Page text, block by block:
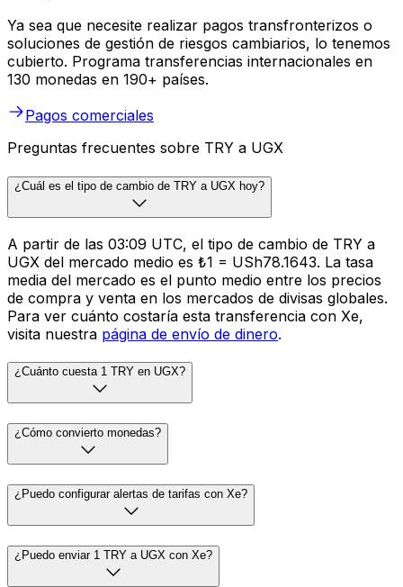
Ya sea que necesite realizar pagos transfronterizos o
soluciones de gestión de riesgos cambiarios, lo tenemos
cubierto. Programa transferencias internacionales en
130 monedas en 190+ países.
Pagos comerciales
Preguntas frecuentes sobre TRY a UGX
¿Cuál es el tipo de cambio de TRY a UGX hoy?
A partir de las 03:09 UTC, el tipo de cambio de TRY a
UGX del mercado medio es ₺1 = USh78.1643. La tasa
media del mercado es el punto medio entre los precios
de compra y venta en los mercados de divisas globales.
Para ver cuánto costaría esta transferencia con Xe,
visita nuestra página de envío de dinero.
¿Cuánto cuesta 1 TRY en UGX?
¿Cómo convierto monedas?
¿Puedo configurar alertas de tarifas con Xe?
¿Puedo enviar 1 TRY a UGX con Xe?